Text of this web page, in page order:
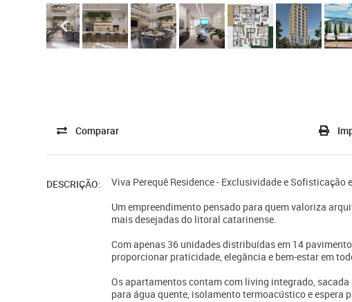
Comparar
DESCRIÇÃO:
Viva Perequê Residence - Exclusividade e Sofisticação
Um empreendimento pensado para quem valoriza
mais desejadas do litoral catarinense.
Com apenas 36 unidades distribuídas em 14
proporcionar praticidade, elegância e bem-estar em
Os apartamentos contam com living integrado,
para água quente, isolamento termoacústico e espera